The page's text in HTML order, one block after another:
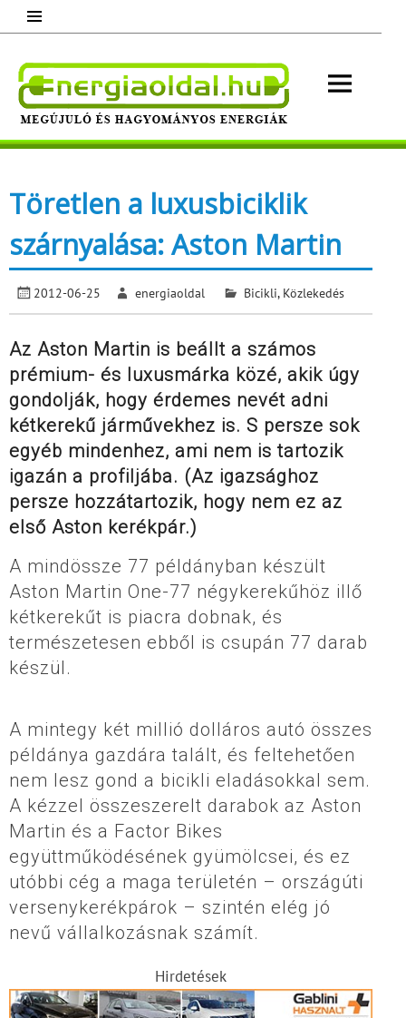
content
Megújuló és hagyományos energiák.
Töretlen a luxusbiciklik
szárnyalása: Aston Martin
2012-06-25 energiaoldal Bicikli, Közlekedés
Az Aston Martin is beállt a számos
prémium- és luxusmárka közé, akik úgy
gondolják, hogy érdemes nevét adni
kétkerekű járművekhez is. S persze sok
egyéb mindenhez, ami nem is tartozik
igazán a profiljába. (Az igazsághoz
persze hozzátartozik, hogy nem ez az
első Aston kerékpár.)
A mindössze 77 példányban készült
Aston Martin One-77 négykerekűhöz illő
kétkerekűt is piacra dobnak, és
természetesen ebből is csupán 77 darab
készül.
A mintegy két millió dolláros autó összes
példánya gazdára talált, és feltehetően
nem lesz gond a bicikli eladásokkal sem.
A kézzel összeszerelt darabok az Aston
Martin és a Factor Bikes
együttműködésének gyümölcsei, és ez
utóbbi cég a maga területén – országúti
versenykerékpárok – szintén elég jó
nevű vállalkozásnak számít.
Hirdetések